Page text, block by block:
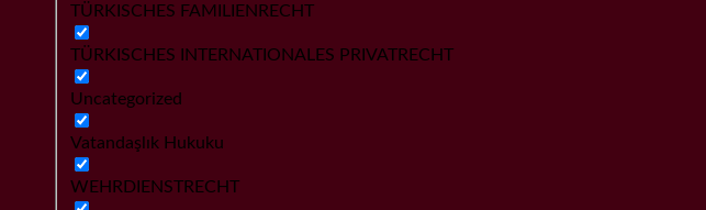
TÜRKISCHES FAMILIENRECHT
TÜRKISCHES INTERNATIONALES PRIVATRECHT
Uncategorized
Vatandaşlık Hukuku
WEHRDIENSTRECHT